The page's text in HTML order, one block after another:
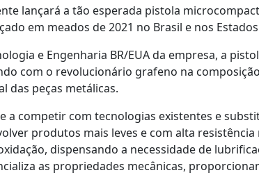
lançará a tão esperada pistola
em meados de 2021 no Brasil e nos
e Engenharia BR/EUA da empresa, a
com o revolucionário grafeno na
das peças metálicas.
a competir com tecnologias existentes e
produtos mais leves e com alta resistência
dispensando a necessidade de
as propriedades mecânicas,